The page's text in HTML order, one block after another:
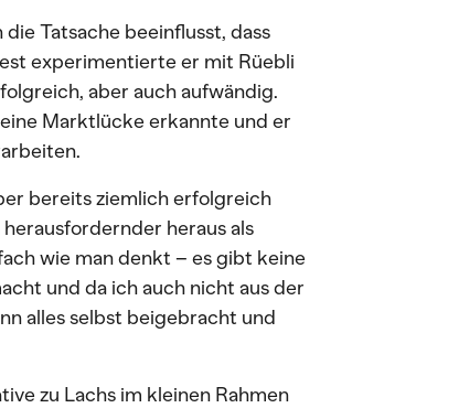
Tatsache beeinflusst, dass
experimentierte er mit Rüebli
aber auch aufwändig.
Marktlücke erkannte und er
bereits ziemlich erfolgreich
heraus als
wie man denkt – es gibt keine
und da ich auch nicht aus der
alles selbst beigebracht und
zu Lachs im kleinen Rahmen